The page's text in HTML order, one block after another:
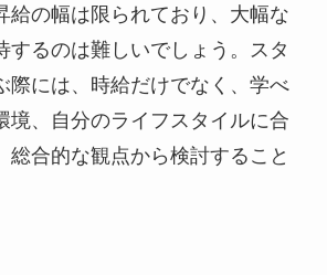
給の幅は限られており、大幅な
するのは難しいでしょう。スタ
際には、時給だけでなく、学べ
境、自分のライフスタイルに合
総合的な観点から検討すること